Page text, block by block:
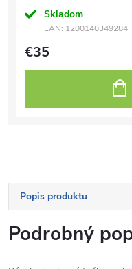
Skladom
EAN: 1200140349284
€35
Popis produktu
Podrobný